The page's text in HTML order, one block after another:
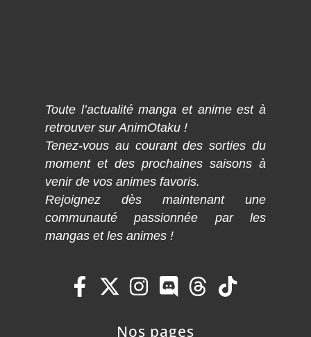
Toute l’actualité manga et anime est à
retrouver sur AnimOtaku !
Tenez-vous au courant des sorties du
moment et des prochaines saisons à
venir de vos animes favoris.
Rejoignez dès maintenant une
communauté passionnée par les
mangas et les animes !
Nos pages